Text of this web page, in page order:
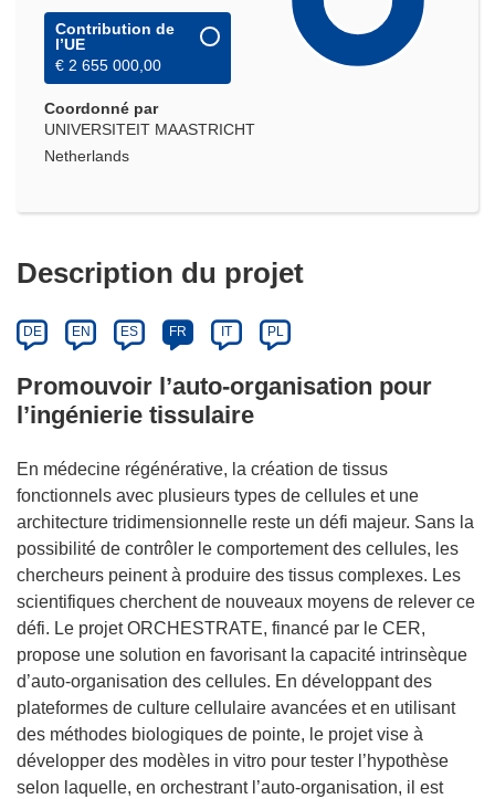
Contribution de
l’UE
€ 2 655 000,00
Coordonné par
UNIVERSITEIT MAASTRICHT
Netherlands
Description du projet
DE EN ES FR IT PL
Promouvoir l’auto-organisation pour
l’ingénierie tissulaire
En médecine régénérative, la création de tissus
fonctionnels avec plusieurs types de cellules et une
architecture tridimensionnelle reste un défi majeur. Sans la
possibilité de contrôler le comportement des cellules, les
chercheurs peinent à produire des tissus complexes. Les
scientifiques cherchent de nouveaux moyens de relever ce
défi. Le projet ORCHESTRATE, financé par le CER,
propose une solution en favorisant la capacité intrinsèque
d’auto-organisation des cellules. En développant des
plateformes de culture cellulaire avancées et en utilisant
des méthodes biologiques de pointe, le projet vise à
développer des modèles in vitro pour tester l’hypothèse
selon laquelle, en orchestrant l’auto-organisation, il est